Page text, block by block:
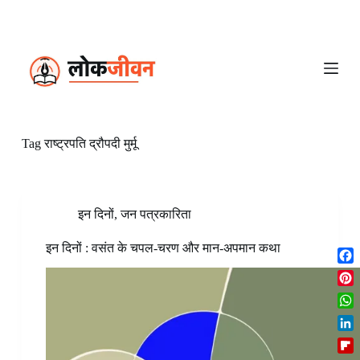
Tagराष्ट्रपति द्रौपदी मुर्मू
इन दिनों,जन पत्रकारिता
इन दिनों : वसंत के चपल-चरण और मान-अपमान कथा
F
a
c
e
b
o
P
i
n
t
W
h
a
L
i